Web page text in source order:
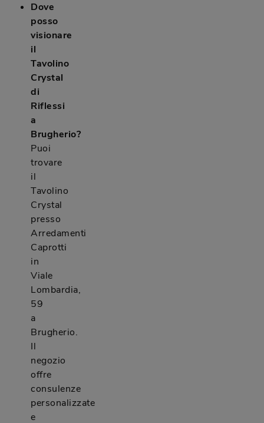
Dove
posso
visionare
il
Tavolino
Crystal
di
Riflessi
a
Brugherio?
Puoi
trovare
il
Tavolino
Crystal
presso
Arredamenti
Caprotti
in
Viale
Lombardia,
59
a
Brugherio.
Il
negozio
offre
consulenze
personalizzate
e